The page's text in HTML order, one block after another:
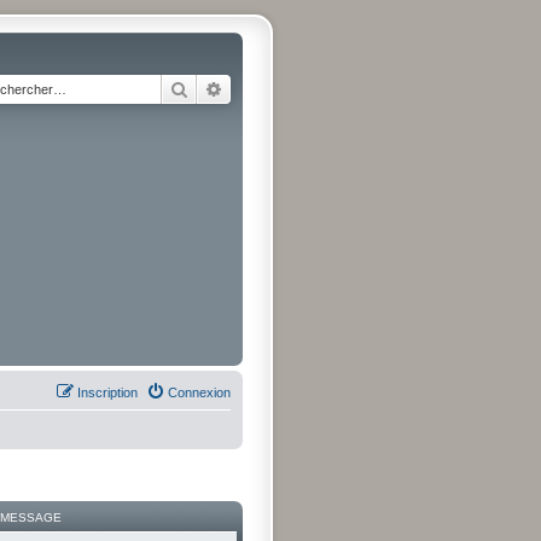
Rechercher
Connexion
Inscription